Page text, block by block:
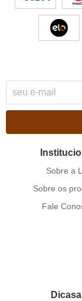
Sobre a
Sobre os
Fale